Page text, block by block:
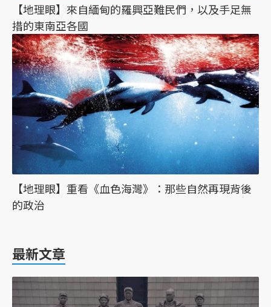
【地理眼】來自緬甸的羅興亞難民們，以及手足無
措的東南亞各國
【地理眼】重看《血色海灣》：那些自然再現背後
的政治
最新文章